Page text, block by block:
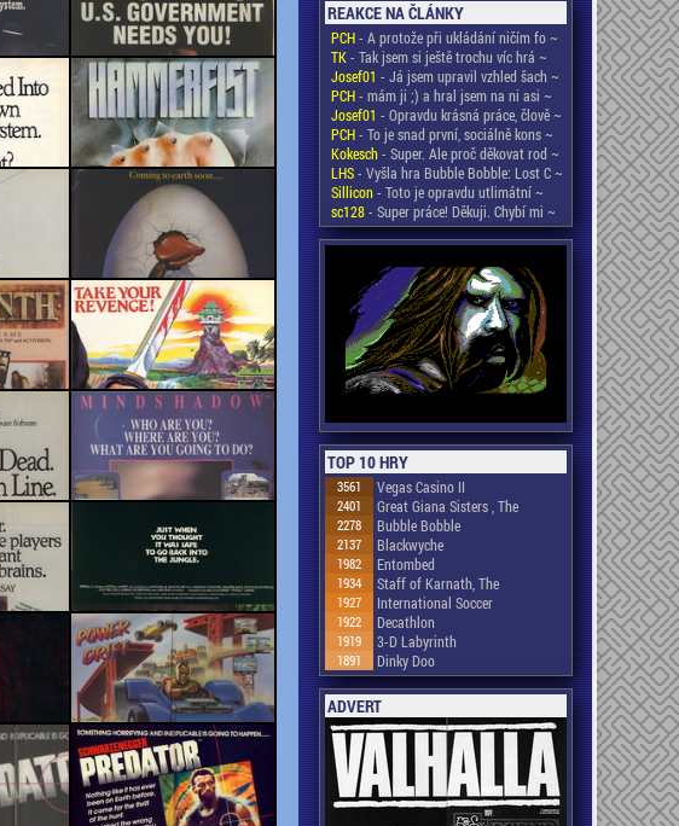
REAKCE NA ČLÁNKY
PCH- A protože při ukládání ničím fo ~
TK- Tak jsem si ještě trochu víc hrá ~
Josef01 - Já jsem upravil vzhled šach ~
PCH- mám ji ;) a hral jsem na ni asi ~
Josef01 - Opravdu krásná práce, člově ~
PCH- To je snad první, sociálně kons ~
Kokesch- Super. Ale proč děkovat rod ~
LHS- Vyšla hra Bubble Bobble: Lost C ~
Sillicon- Toto je opravdu utlimátní ~
sc128- Super práce! Děkuji. Chybí mi ~
TOP 10 HRY
3561 Vegas Casino II
2401 Great Giana Sisters , The
2278 Bubble Bobble
2137 Blackwyche
1982 Entombed
1934 Staff of Karnath, The
1927 International Soccer
1922 Decathlon
1919 3-D Labyrinth
1891 Dinky Doo
ADVERT